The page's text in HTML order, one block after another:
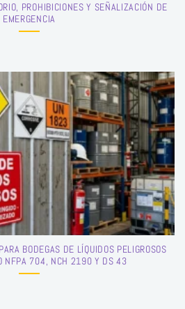
PROHIBICIONES Y SEÑALIZACIÓN DE
EMERGENCIA
BODEGAS DE LÍQUIDOS PELIGROSOS
NFPA 704, NCH 2190 Y DS 43